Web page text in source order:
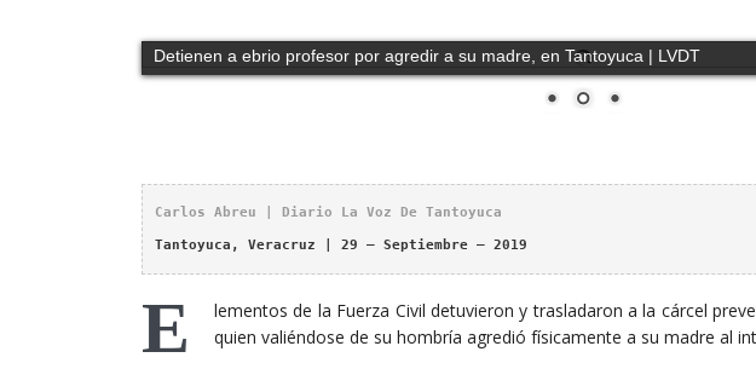
Detienen a ebrio profesor por agredir a su madre, en Tantoyuca | LVDT
Carlos Abreu | Diario La Voz De Tantoyuca
Tantoyuca, Veracruz | 29 – Septiembre – 2019
E
lementos de la Fuerza Civil detuvieron y trasladaron a la cárcel
quien valiéndose de su hombría agredió físicamente a su madre al